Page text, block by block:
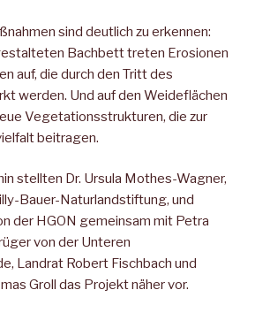
sind deutlich zu erkennen:
Bachbett treten Erosionen
auf, die durch den Tritt des
werden. Und auf den Weideflächen
Vegetationsstruktu­ren, die zur
beitragen.
stellten Dr. Ursula Mothes-Wagner,
Bauer-Naturlandstiftung, und
der HGON gemeinsam mit Petra
von der Unteren
Landrat Robert Fischbach und
Groll das Projekt näher vor.